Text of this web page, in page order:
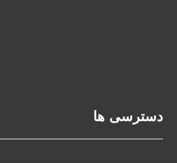
دسترسی ها